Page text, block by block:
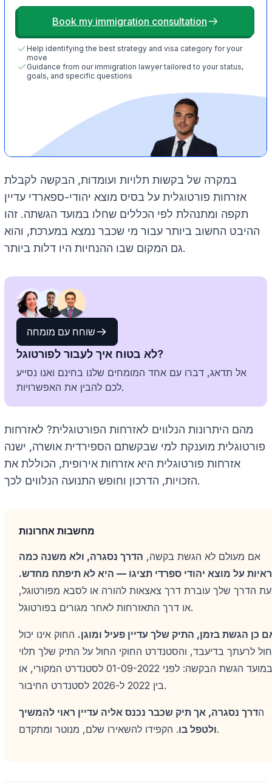
Book my immigration consultation
Help identifying the best strategy and visa category for your
move
Guidance from our immigration lawyer tailored to your status,
goals, and specific questions
במקרה של בקשות תלויות ועומדות, הבקשה לקבלת
אזרחות פורטוגלית על בסיס מוצא יהודי-ספארדי עדיין
תקפה ומתנהלת לפי הכללים שחלו במועד הגשתה. זהו
ההיבט החשוב ביותר עבור מי שכבר נמצא במערכת, והוא
גם המקום שבו ההנחיות היו דלות ביותר.
שוחח עם מומחה
לא בטוח איך לעבור לפורטוגל?
אל תדאג, דברו עם אחד המומחים שלנו בחינם ואנו נסייע
לכם להבין את האפשרויות.
מהם היתרונות הנלווים לאזרחות הפורטוגלית? לאזרחות
פורטוגלית מוענקת למי שבקשתם הספירדית אושרה, ישנה
אזרחות פורטוגלית היא אזרחות אירופית, הכוללת את
הזכויות, הדרכון וחופש התנועה הנלווים לכך.
מחשבות אחרונות
אם מעולם לא הגשת בקשה, הדרך נסגרה, ולא משנה כמה
ראיות על מוצא יהודי ספרדי תציגו — היא לא תיפתח מחדש.
הדרך שלך עוברת דרך צאצאות להורה או לסבא מפורטוגל,
או דרך התאזרחות לאחר מגורים בפורטוגל.
כן הגשת בזמן, התיק שלך עדיין פעיל ומוגן. החוק אינו יכול
לרעתך בדיעבד, והסטנדרט החוקי החול על התיק שלך תלוי
במועד הגשת הבקשה: לפני 01-09-2022 לסטנדרט המקורי, או
בין 2022 ל-2026 לסטנדרט החיבור.
הדרך נסגרה, אך תיק שכבר נכנס אליה עדיין ראוי להמשיך
ולטפל בו. הקפידו להשאירו שלם, מנוטר ומתקדם.